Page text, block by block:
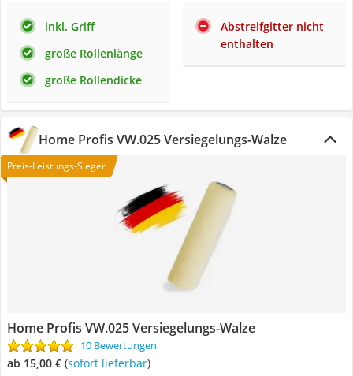
inkl. Griff
große Rollenlänge
große Rollendicke
Abstreifgitter nicht
enthalten
Home Profis VW.025 Versiegelungs-Walze
Preis-Leistungs-Sieger
Home Profis VW.025 Versiegelungs-Walze
10 Bewertungen
ab 15,00 € ( Sofort lieferbar)